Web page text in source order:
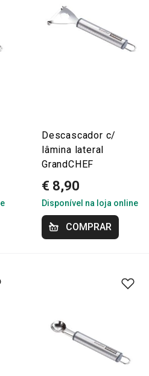
Descascador c/
lâmina lateral
GrandCHEF
€ 8,90
Disponível na loja online
COMPRAR